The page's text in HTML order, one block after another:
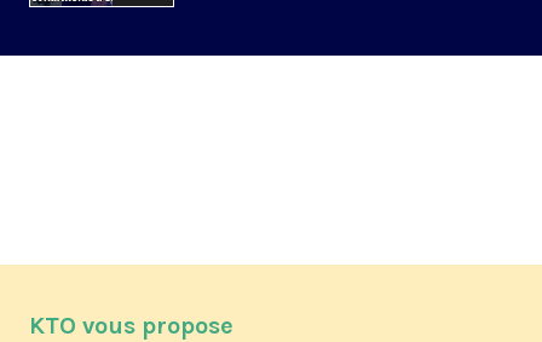
KTO vous propose